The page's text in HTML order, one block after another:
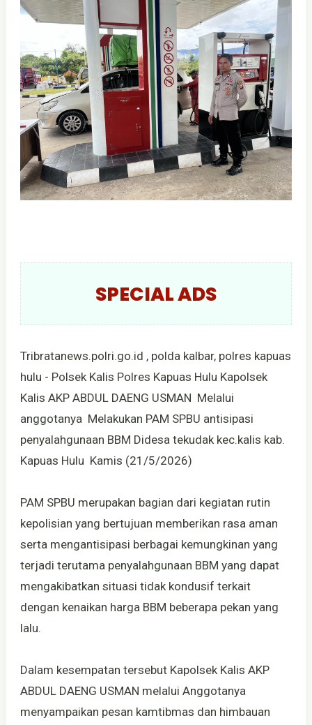
SPECIAL ADS
Tribratanews.polri.go.id , polda kalbar, polres kapuas
hulu - Polsek Kalis Polres Kapuas Hulu Kapolsek
Kalis AKP ABDUL DAENG USMAN Melalui
anggotanya Melakukan PAM SPBU antisipasi
penyalahgunaan BBM Didesa tekudak kec.kalis kab.
Kapuas Hulu Kamis (21/5/2026)
PAM SPBU merupakan bagian dari kegiatan rutin
kepolisian yang bertujuan memberikan rasa aman
serta mengantisipasi berbagai kemungkinan yang
terjadi terutama penyalahgunaan BBM yang dapat
mengakibatkan situasi tidak kondusif terkait
dengan kenaikan harga BBM beberapa pekan yang
lalu.
Dalam kesempatan tersebut Kapolsek Kalis AKP
ABDUL DAENG USMAN melalui Anggotanya
menyampaikan pesan kamtibmas dan himbauan